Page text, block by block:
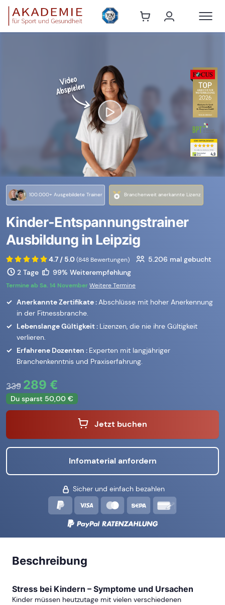
100.000+ Ausgebildete Trainer Branchenweit anerkannte Lizenz
Kinder-Entspannungstrainer
Ausbildung in Leipzig
4.7 / 5.0(848 Bewertungen) 5.206 mal gebucht
2 Tage
99% Weiterempfehlung
Termine ab Sa. 14 NovemberWeitere Termine
Anerkannte Zertifikate :Abschlüsse mit hoher Anerkennung
in der Fitnessbranche.
Lebenslange Gültigkeit : Lizenzen, die nie ihre Gültigkeit
verlieren.
Erfahrene Dozenten : Experten mit langjähriger
Branchenkenntnis und Praxiserfahrung.
339 289 €
Du sparst 50,00 €
Jetzt buchen
Infomaterial anfordern
Sicher und einfach bezahlen
Beschreibung
Stress bei Kindern – Symptome und Ursachen
Kinder müssen heutzutage mit vielen verschiedenen